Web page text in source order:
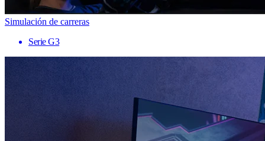
Simulación de carreras
Serie G3